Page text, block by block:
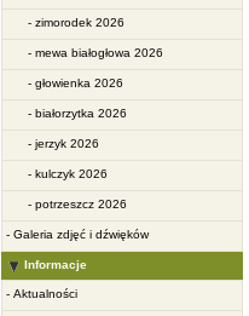
- zimorodek 2026
- mewa białogłowa 2026
- głowienka 2026
- białorzytka 2026
- jerzyk 2026
- kulczyk 2026
- potrzeszcz 2026
- Galeria zdjęć i dźwięków
Informacje
- Aktualności